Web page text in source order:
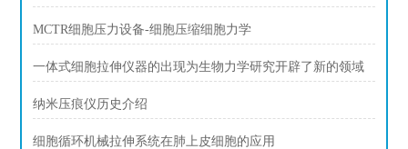
MCTR细胞压力设备-细胞压缩细胞力学
一体式细胞拉伸仪器的出现为生物力学研究开辟了新的领域
纳米压痕仪历史介绍
细胞循环机械拉伸系统在肺上皮细胞的应用